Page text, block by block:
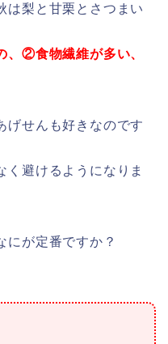
は梨と甘栗とさつまい
、②食物繊維が多い、
げせんも好きなのです
く避けるようになりま
にが定番ですか？